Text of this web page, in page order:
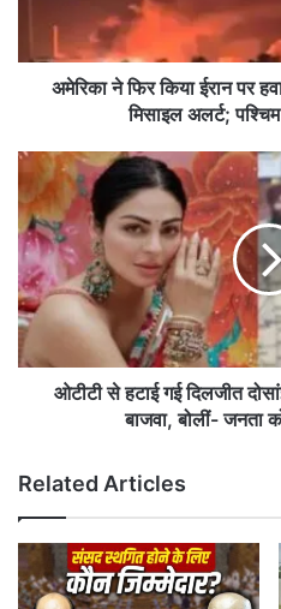
या
प
र
ह
वा
ई
ह
म
ला
,
ब
ह
री
-
अमेरिका ने फिर किया ईरान पर
मिसाइल अलर्ट;
ओ
टी
टी
से
ह
टा
ई
ग
ई
दो
सां
झ
की
'
ओटीटी से हटाई गई दिलजीत
बाजवा, बोलीं- जनता
Related Articles